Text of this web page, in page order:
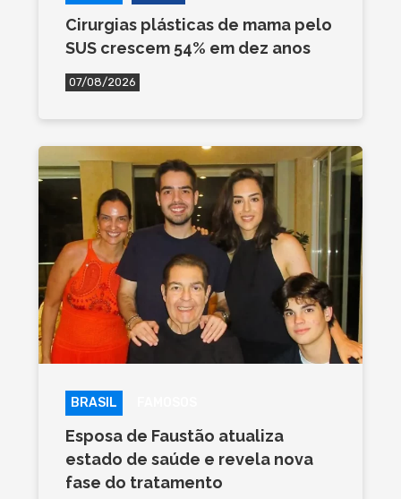
Cirurgias plásticas de mama pelo
SUS crescem 54% em dez anos
07/08/2026
BRASIL
Esposa de Faustão atualiza
estado de saúde e revela nova
fase do tratamento